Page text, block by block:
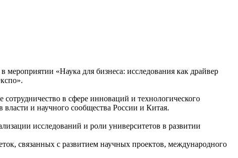
«Наука для бизнеса: исследования как драйвер
в сфере инноваций и технологического
и научного сообщества России и Китая.
исследований и роли университетов в развитии
связанных с развитием научных проектов, международного